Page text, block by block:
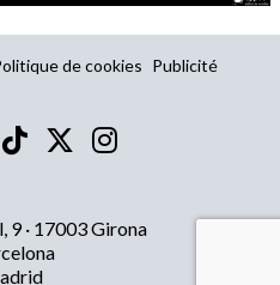
de cookies Publicité
9 · 17003 Girona